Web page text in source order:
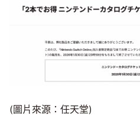
(圖片來源：任天堂)